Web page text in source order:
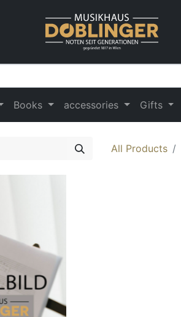
Books accessories Gifts
All Products